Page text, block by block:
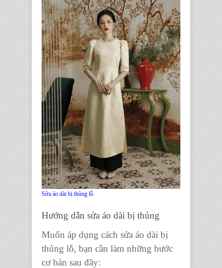
Sửa áo dài bị thủng lỗ.
Hướng dẫn sửa áo dài bị thủng
Muốn áp dụng cách sửa áo dài bị
thủng lỗ, bạn cần làm những bước
cơ bản sau đây: